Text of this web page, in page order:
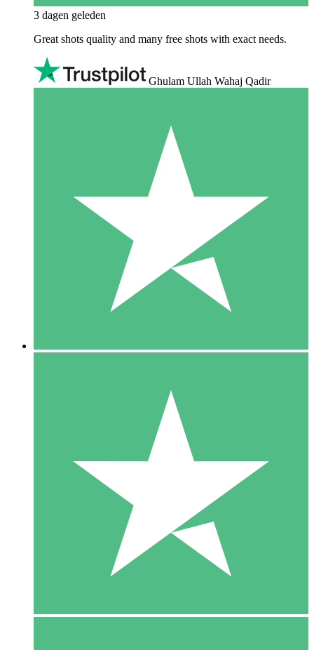
3 dagen geleden
Great shots quality and many free shots with exact needs.
Ghulam Ullah Wahaj Qadir